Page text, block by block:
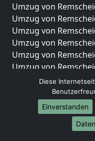
Umzug von
Umzug von
Umzug von
Umzug von
Umzug von
Umzug von
Umzug von
Umzug von
Umzug von
Umzug von
Umzug von
Diese
Einverstanden